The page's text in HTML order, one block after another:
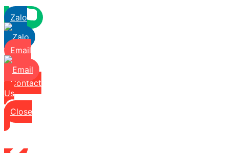
Zalo
Email
Contact
Us
Close